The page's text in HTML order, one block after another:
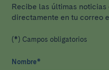
Recibe las últimas
directamente en tu correo
(*) Campos obligatorios
Nombre*